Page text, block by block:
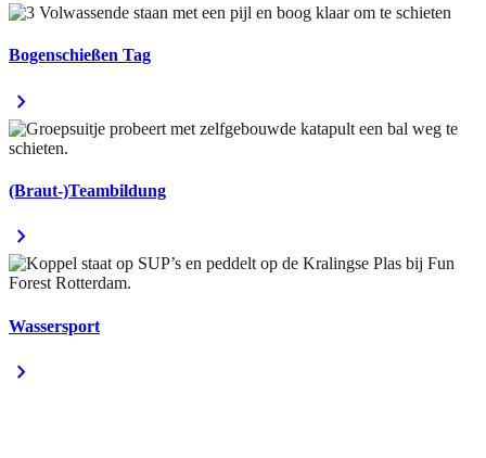
Bogenschießen Tag
chevron_right
(Braut-)Teambildung
chevron_right
Wassersport
chevron_right